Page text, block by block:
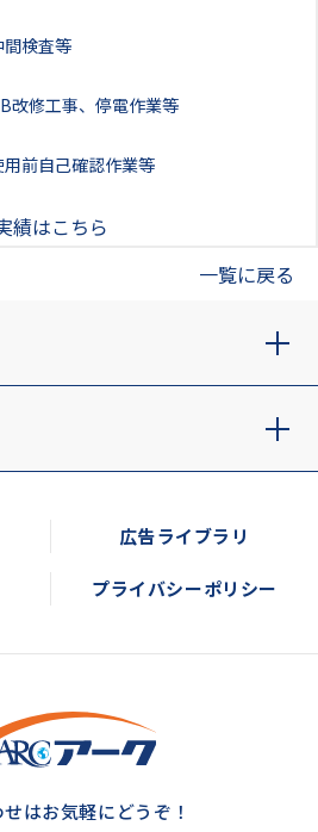
間検査等
改修工事、停電作業等
用前自己確認作業等
績はこちら
一覧に戻る
広告ライブラリ
プライバシーポリシー
はお気軽にどうぞ！